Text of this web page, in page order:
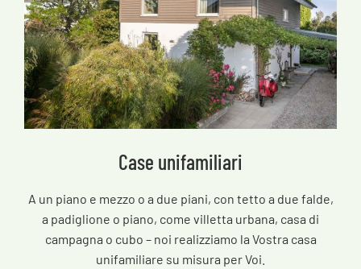
Case unifamiliari
A un piano e mezzo o a due piani, con tetto a due falde,
a padiglione o piano, come villetta urbana, casa di
campagna o cubo – noi realizziamo la Vostra casa
unifamiliare su misura per Voi.